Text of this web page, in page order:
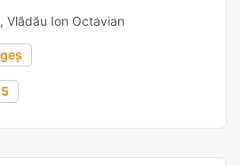
Vlădău Ion Octavian